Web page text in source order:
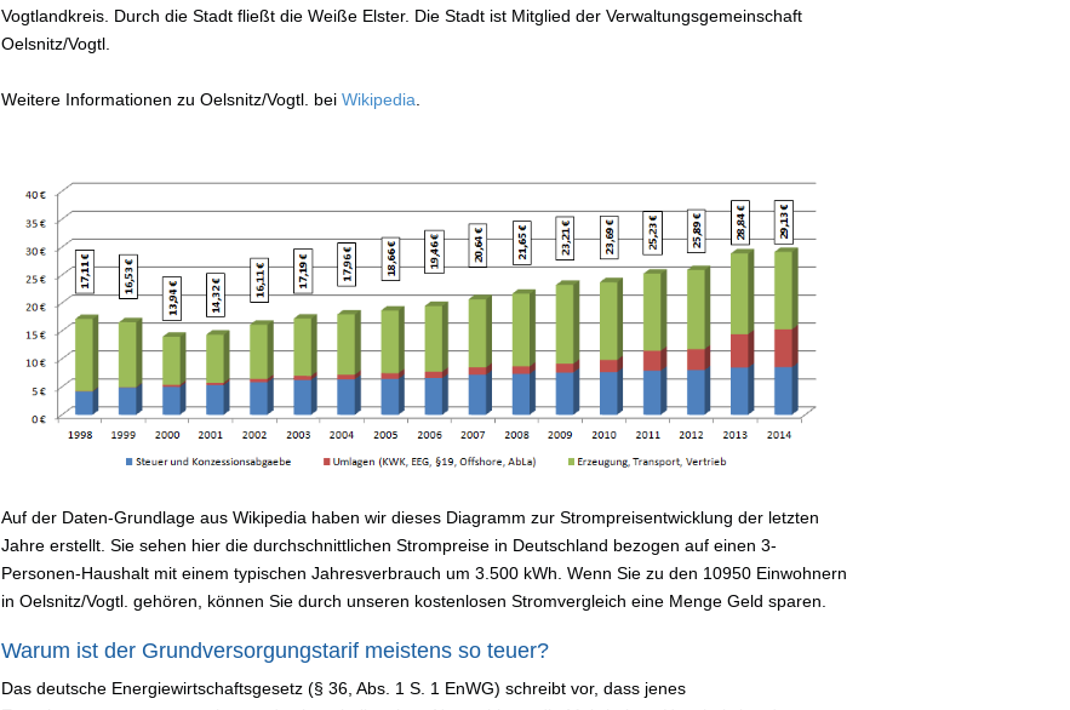
Vogtlandkreis. Durch die Stadt fließt die Weiße Elster. Die Stadt ist Mitglied der Verwaltungsgemeinschaft
Oelsnitz/Vogtl.
Weitere Informationen zu Oelsnitz/Vogtl. bei Wikipedia
Auf der Daten-Grundlage aus Wikipedia haben wir dieses Diagramm zur Strompreisentwicklung der letzten
Jahre erstellt. Sie sehen hier die durchschnittlichen Strompreise in Deutschland bezogen auf einen 3-
Personen-Haushalt mit einem typischen Jahresverbrauch um 3.500 kWh. Wenn Sie zu den 10950 Einwohnern
in Oelsnitz/Vogtl. gehören, können Sie durch unseren kostenlosen Stromvergleich eine Menge Geld sparen.
Warum ist der Grundversorgungstarif meistens so teuer?
Das deutsche Energiewirtschaftsgesetz (§ 36, Abs. 1 S. 1 EnWG) schreibt vor, dass jenes